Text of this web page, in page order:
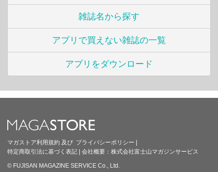
雑誌名から探す
アプリで買えない雑誌の一覧
アプリをダウンロード
マガストア利用規約 及び プライバシーポリシー
特定商取引法に基づく表記
会社概要： 株式会社富士山マガジンサービス
© FUJISAN MAGAZINE SERVICE Co., Ltd.